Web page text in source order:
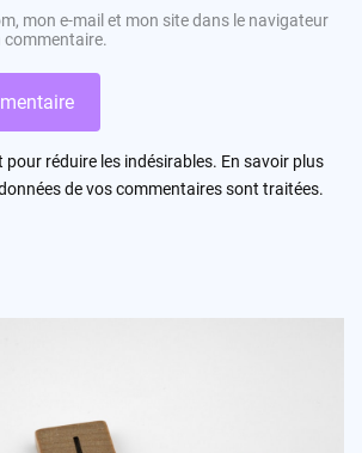
mon e-mail et mon site dans le navigateur
commentaire.
pour réduire les indésirables. En savoir plus
de vos commentaires sont traitées.